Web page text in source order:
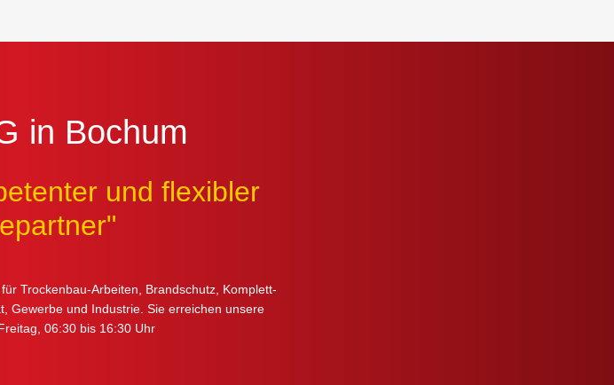
in Bochum
und flexibler
Trockenbau-Arbeiten, Brandschutz, Komplett-
Gewerbe und Industrie. Sie erreichen unsere
06:30 bis 16:30 Uhr